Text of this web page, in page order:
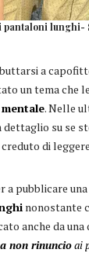
pantaloni lunghi-
a
un tema che
. Nelle
su se
di
a pubblicare
nonostante
anche da una
non rinuncioai